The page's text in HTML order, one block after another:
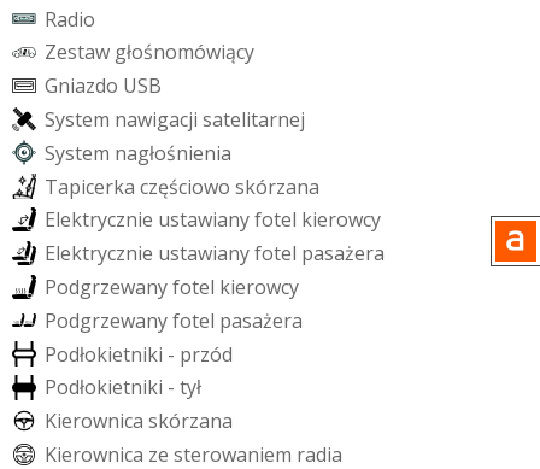
Radio
Zestaw głośnomówiący
Gniazdo USB
System nawigacji satelitarnej
System nagłośnienia
Tapicerka częściowo skórzana
Elektrycznie ustawianyfotel kierowcy
Elektrycznie ustawianyfotel pasażera
Podgrzewanyfotel kierowcy
Podgrzewanyfotel pasażera
Podłokietniki - przód
Podłokietniki - tył
Kierownica skórzana
Kierownica ze sterowaniem radia